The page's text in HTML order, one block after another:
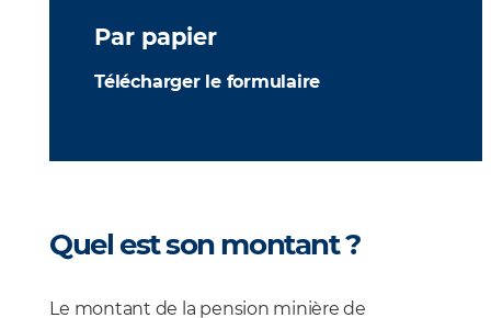
Par papier
Télécharger le formulaire
Quel est son montant ?
Le montant de la pension minière de